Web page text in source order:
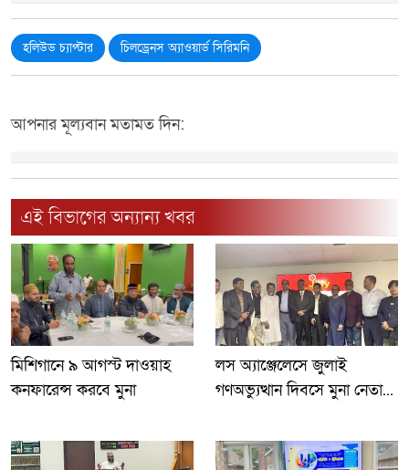
হলিউড চ্যাপ্টার চিলড্রেনস অ্যাওয়ার্ড সিরিমনি
আপনার মূল্যবান মতামত দিন:
এই বিভাগের অন্যান্য খবর
মিশিগানে ৯ আগস্ট দাওয়াহ
কনফারেন্স করবে মুনা
লস অ্যাঞ্জেলেসে জুলাই
গণঅভ্যুত্থান দিবসে মুনা নেতা...